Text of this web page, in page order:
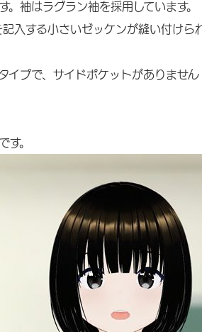
袖はラグラン袖を採用しています。
入する小さいゼッケンが縫い付けられ
イプで、サイドポケットがありま
す。